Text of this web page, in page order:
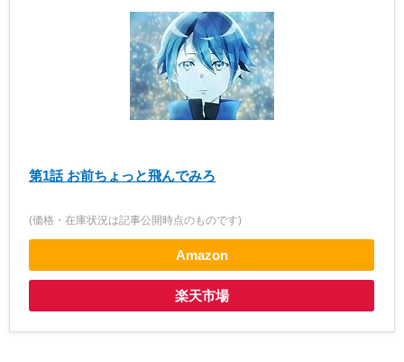
第1話 お前ちょっと飛んでみろ
(価格・在庫状況は記事公開時点のものです)
Amazon
楽天市場